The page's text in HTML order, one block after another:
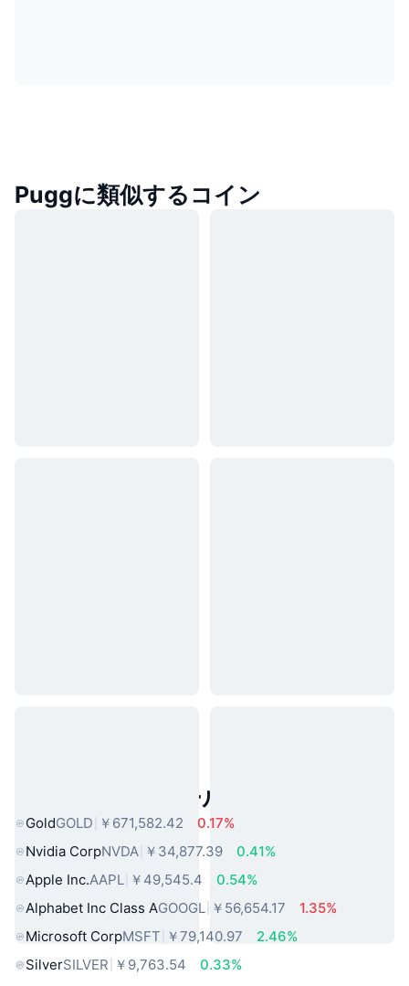
Puggに類似するコイン
人気のリアルワールドアセット
GoldGOLD ￥671,582.42
0.17%
Nvidia CorpNVDA ￥34,877.39
0.41%
Apple Inc.AAPL ￥49,545.4
0.54%
Alphabet Inc Class AGOOGL ￥56,654.17
1.35%
Microsoft CorpMSFT ￥79,140.97
2.46%
SilverSILVER ￥9,763.54
0.33%